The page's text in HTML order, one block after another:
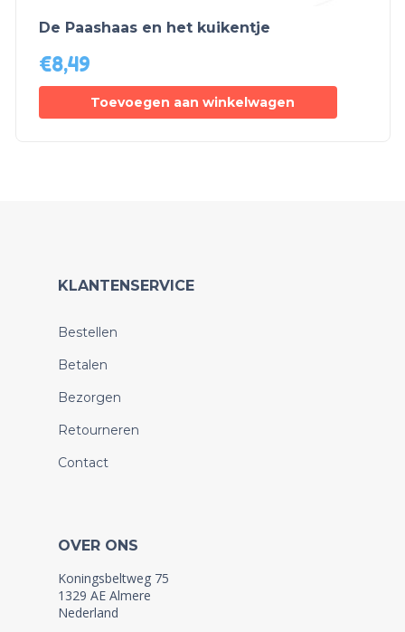
De Paashaas en het kuikentje
€8,49
Toevoegen aan winkelwagen
KLANTENSERVICE
Bestellen
Betalen
Bezorgen
Retourneren
Contact
OVER ONS
Koningsbeltweg 75
1329 AE Almere
Nederland